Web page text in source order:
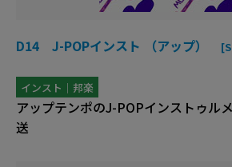
D14 J-POPインスト （アップ）
インスト｜邦楽
アップテンポのJ-POPインストゥル
送